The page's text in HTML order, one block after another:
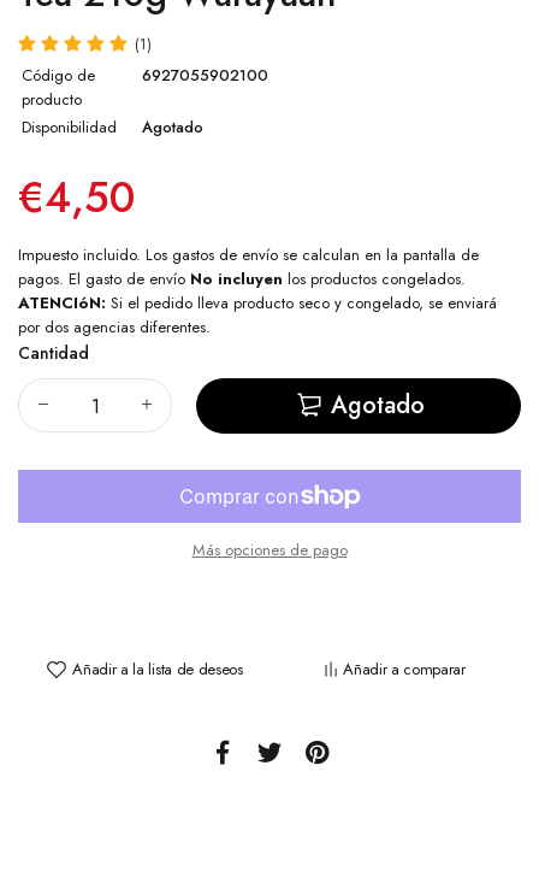
(1)
Código de
producto
6927055902100
Disponibilidad Agotado
€4,50
Impuesto incluido. Los gastos de envío se calculan en la pantalla de
pagos. El gasto de envío No incluyen los productos congelados.
ATENCIóN: Si el pedido lleva producto seco y congelado, se enviará
por dos agencias diferentes.
Cantidad
Agotado
Más opciones de pago
Añadir a la lista de deseos Añadir a comparar